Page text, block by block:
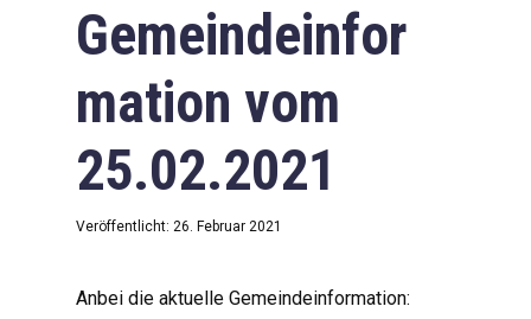
Downloads
Impressum
Datenschutzerklärung
Gemeindeinfor
mation vom
25.02.2021
Veröffentlicht: 26. Februar 2021
Anbei die aktuelle Gemeindeinformation: